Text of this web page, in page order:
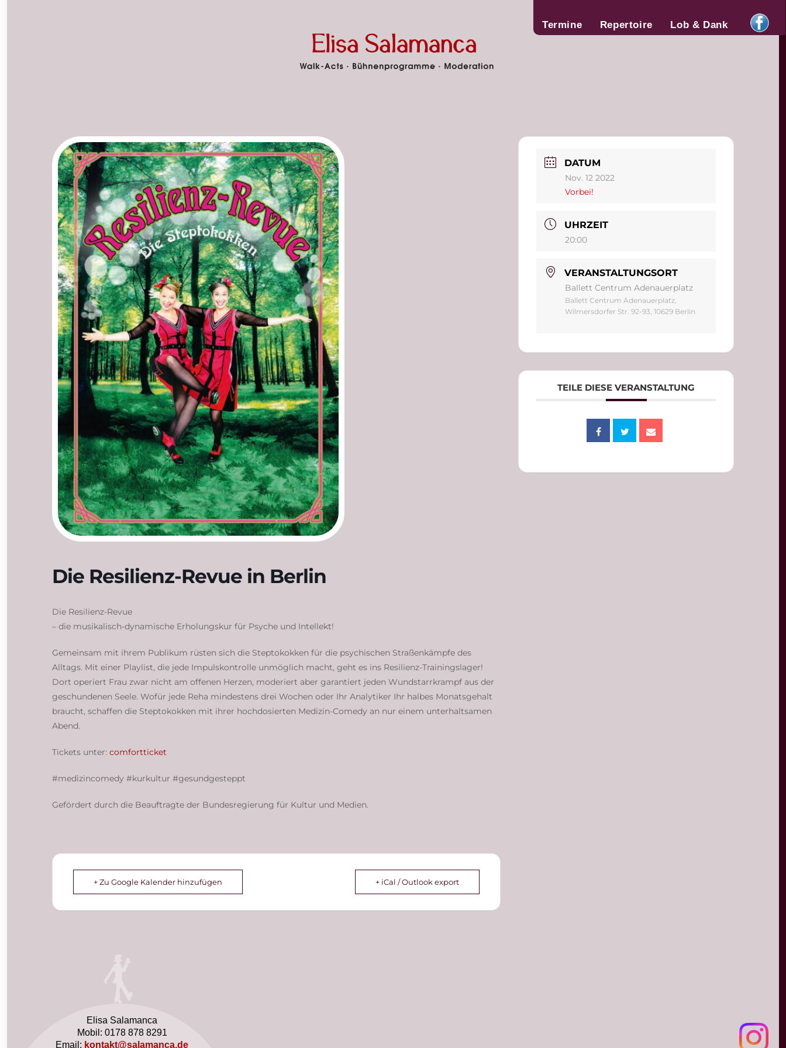
Elisa Salamanca
Mobil: 0178 878 8291
Email: kontakt@salamanca.de
Termine Repertoire Lob & Dank
Die Resilienz-Revue in Berlin
Die Resilienz-Revue
– die musikalisch-dynamische Erholungskur für Psyche und Intellekt!
Gemeinsam mit ihrem Publikum rüsten sich die Steptokokken für die psychischen Straßenkämpfe des
Alltags. Mit einer Playlist, die jede Impulskontrolle unmöglich macht, geht es ins Resilienz-Trainingslager!
Dort operiert Frau zwar nicht am offenen Herzen, moderiert aber garantiert jeden Wundstarrkrampf aus der
geschundenen Seele. Wofür jede Reha mindestens drei Wochen oder Ihr Analytiker Ihr halbes Monatsgehalt
braucht, schaffen die Steptokokken mit ihrer hochdosierten Medizin-Comedy an nur einem unterhaltsamen
Abend.
Tickets unter: comfortticket
#medizincomedy #kurkultur #gesundgesteppt
Gefördert durch die Beauftragte der Bundesregierung für Kultur und Medien.
+ Zu Google Kalender hinzufügen + iCal / Outlook export
DATUM
Nov. 12 2022
Vorbei!
UHRZEIT
20:00
VERANSTALTUNGSORT
Ballett Centrum Adenauerplatz
Ballett Centrum Adenauerplatz,
Wilmersdorfer Str. 92-93, 10629 Berlin
TEILE DIESE VERANSTALTUNG